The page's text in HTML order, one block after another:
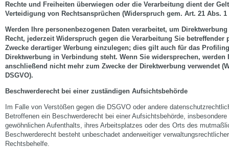
Rechte und Freiheiten überwiegen oder die Verarbeitung dient der
Verteidigung von Rechtsansprüchen (Widerspruch gem. Art. 21 Abs. 1
Werden Ihre personenbezogenen Daten verarbeitet, um
Recht, jederzeit Widerspruch gegen die Verarbeitung Sie betreffender
Zwecke derartiger Werbung einzulegen; dies gilt auch für das
Direktwerbung in Verbindung steht. Wenn Sie widersprechen, werden
anschließend nicht mehr zum Zwecke der Direktwerbung verwendet
DSGVO).
Beschwerderecht bei einer zuständigen Aufsichtsbehörde
Im Falle von Verstößen gegen die DSGVO oder andere
Betroffenen ein Beschwerderecht bei einer Aufsichtsbehörde,
gewöhnlichen Aufenthalts, ihres Arbeitsplatzes oder des Orts des
Beschwerderecht besteht unbeschadet anderweitiger
Rechtsbehelfe.